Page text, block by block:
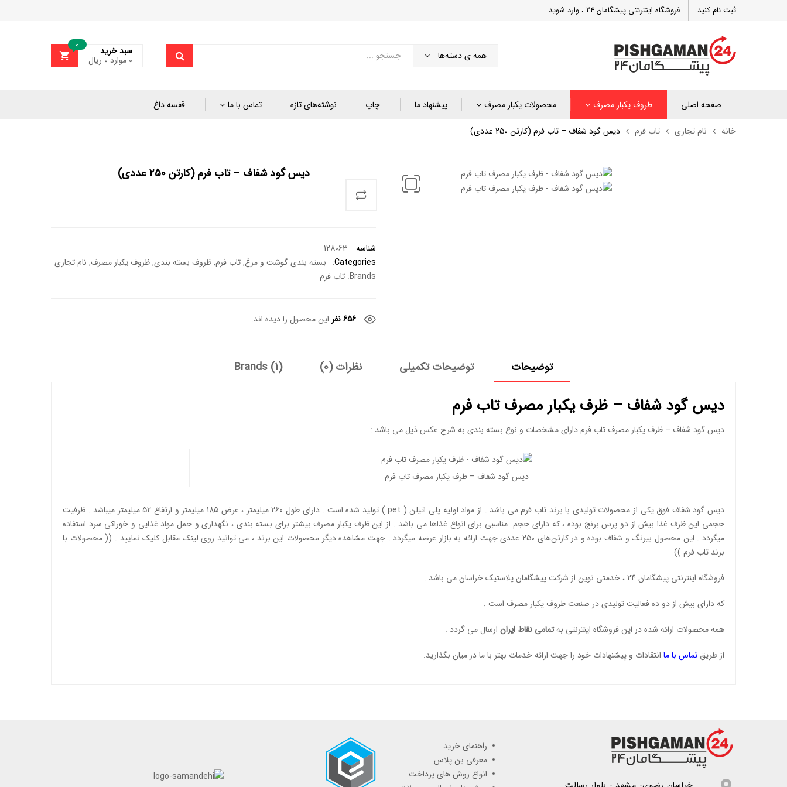
ثبت نام کنید فروشگاه اینترنتی پیشگامان 24 ، وارد شوید
همه ی دسته‌ها
0 سبد خرید
0 موارد ۰ ریال
صفحه اصلی ظروف یکبار مصرف محصولات یکبار مصرف پیشنهاد ما چاپ نوشته‌های تازه تماس با ما قفسه داغ
خانه نام تجاری تاب فرم دیس گود شفاف – تاب فرم (کارتن 250 عددی)
دیس گود شفاف – تاب فرم (کارتن 250 عددی)
شناسه
128063
Categories:
بسته بندی گوشت و مرغ,تاب فرم,ظروف بسته بندی,ظروف یکبار مصرف, نام تجاری
Brands: تاب فرم
656 نفر این محصول را دیده اند.
توضیحات توضیحات تکمیلی نظرات (0) Brands (1)
دیس گود شفاف – ظرف یکبار مصرف تاب فرم
دیس گود شفاف – ظرف یکبار مصرف تاب فرم دارای مشخصات و نوع بسته بندی به شرح عکس ذیل می باشد :
دیس گود شفاف – ظرف یکبار مصرف تاب فرم
دیس گود شفاف فوق یکی از محصولات تولیدی با برند تاب فرم می باشد . از مواد اولیه پلی اتیلن ( pet ) تولید شده است . دارای طول 260 میلیمتر ، عرض 185 میلیمتر و ارتفاع 52 میلیمتر میباشد . ظرفیت
حجمی این ظرف غذا بیش از دو پرس برنج بوده ، که دارای حجم مناسبی برای انواع غذاها می باشد . از این ظرف یکبار مصرف بیشتر برای بسته بندی ، نگهداری و حمل مواد غذایی و خوراکی سرد استفاده
میگردد . این محصول بیرنگ و شفاف بوده و در کارتن‌های 250 عددی جهت ارائه به بازار عرضه میگردد . جهت مشاهده دیگر محصولات این برند ، می توانید روی لینک مقابل کلیک نمایید . ((
محصولات با
برند تاب فرم ))
فروشگاه اینترنتی پیشگامان 24 ، خدمتی نوین از شرکت پیشگامان پلاستیک خراسان می باشد .
که دارای بیش از دو ده فعالیت تولیدی در صنعت ظروف یکبار مصرف است .
همه محصولات ارائه شده در این فروشگاه اینترنتی بهتمامی نقاط ایران ارسال می گردد .
از طریق تماس با ما انتقادات و پیشنهادات خود را جهت ارائه خدمات بهتر با ما در میان بگذارید.
راهنمای خرید
معرفی بن پلاس
انواع روش های پرداخت